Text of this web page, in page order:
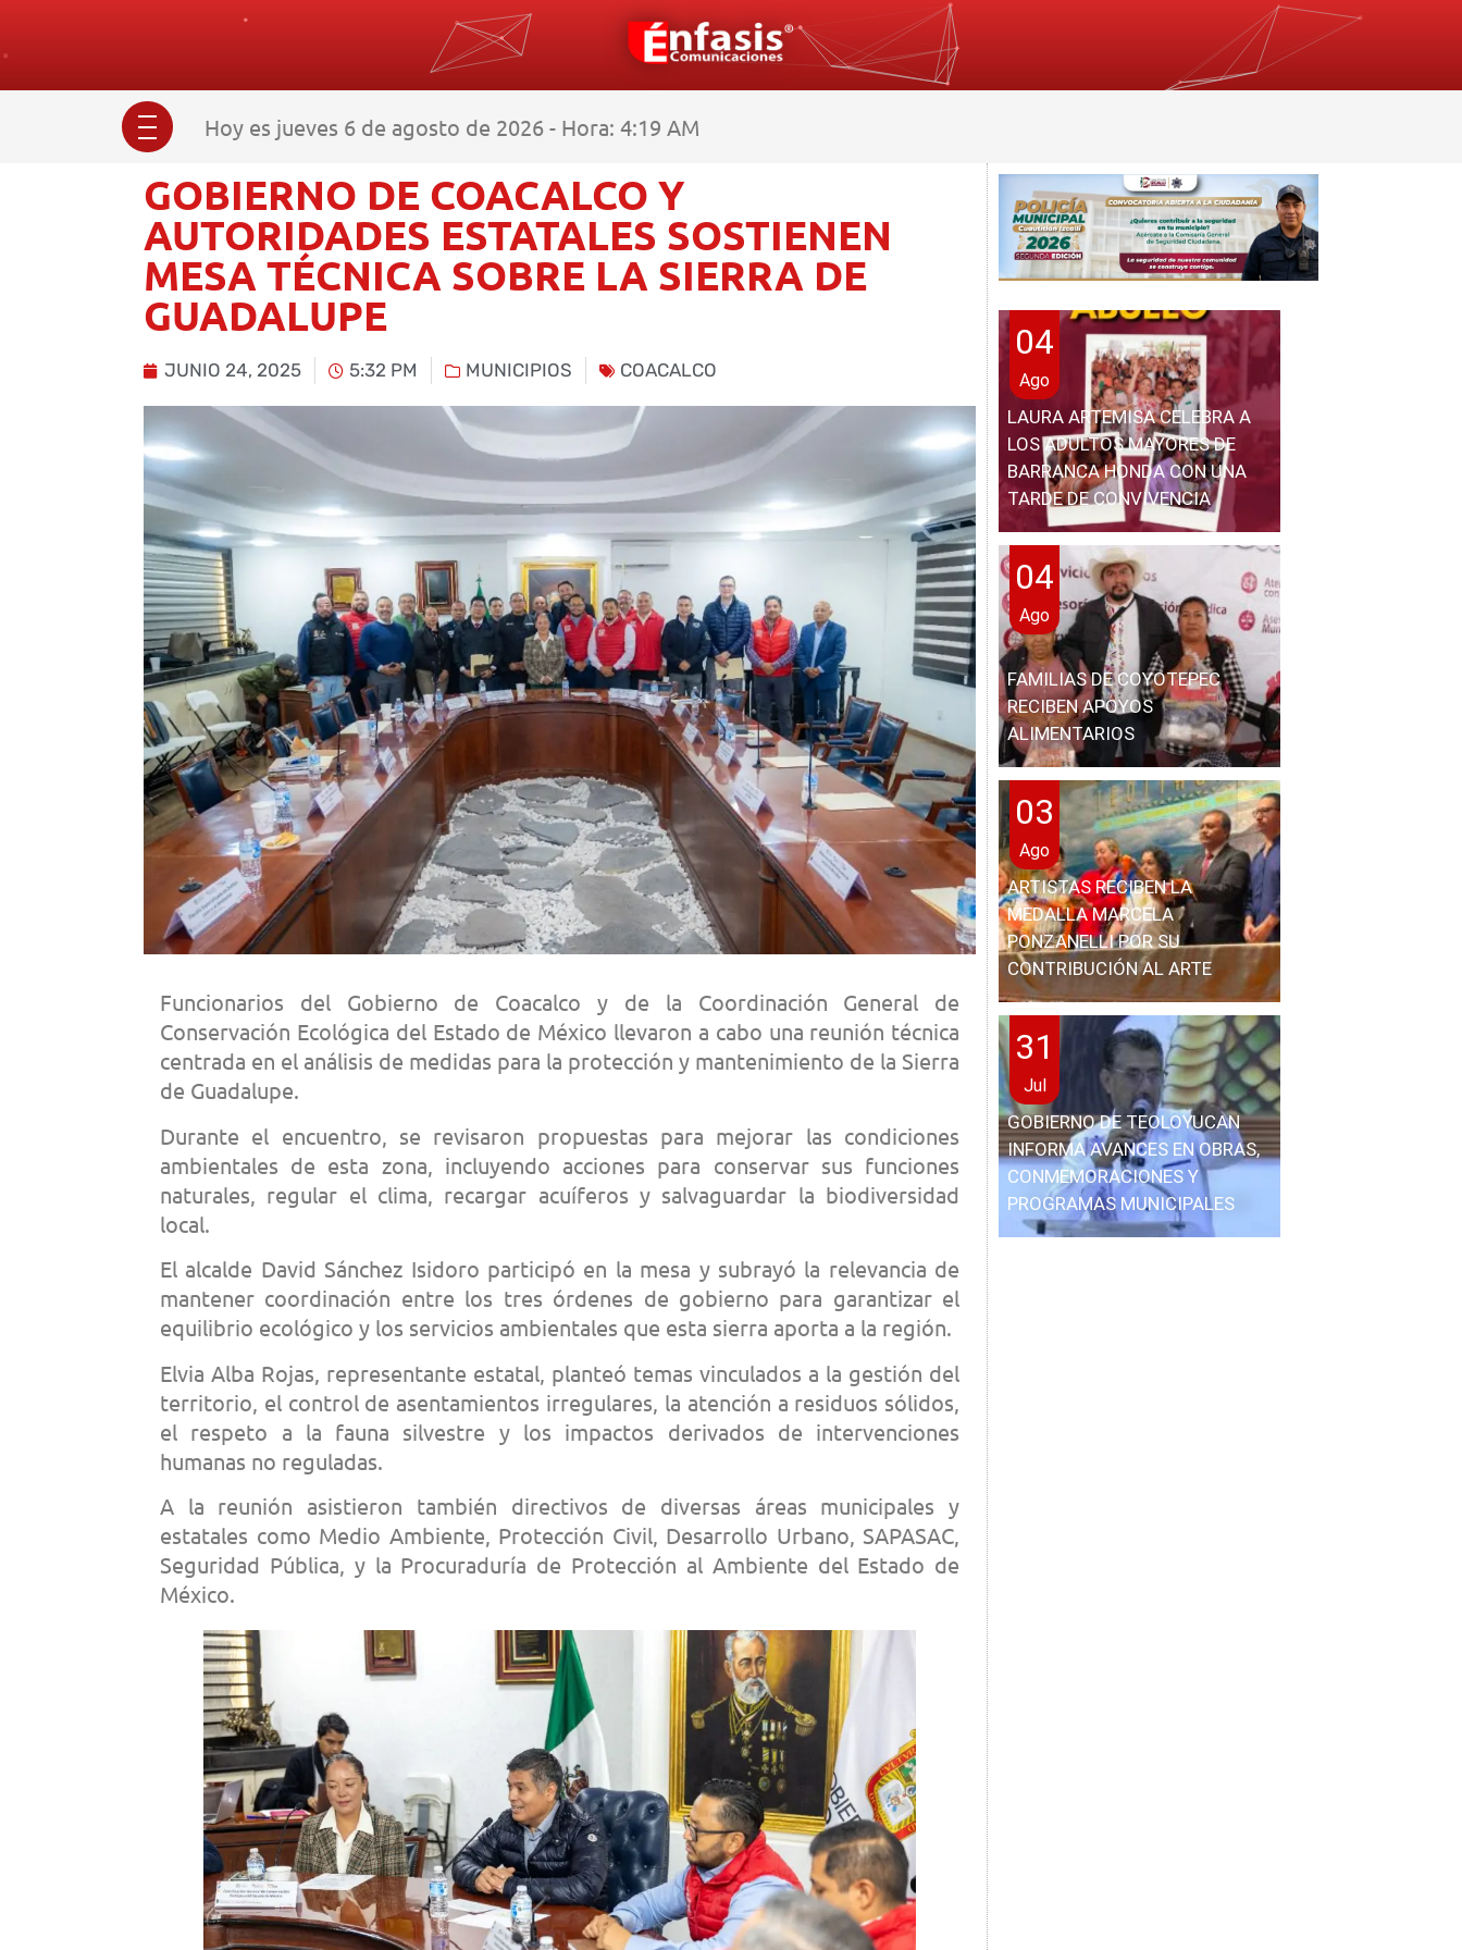
Hoy es jueves 6 de agosto de 2026 - Hora: 4:19 AM
GOBIERNO DE COACALCO Y
AUTORIDADES ESTATALES SOSTIENEN
MESA TÉCNICA SOBRE LA SIERRA DE
GUADALUPE
JUNIO 24, 2025 5:32 PM MUNICIPIOS COACALCO
Funcionarios del Gobierno de Coacalco y de la Coordinación General de
Conservación Ecológica del Estado de México llevaron a cabo una reunión técnica
centrada en el análisis de medidas para la protección y mantenimiento de la Sierra
de Guadalupe.
Durante el encuentro, se revisaron propuestas para mejorar las condiciones
ambientales de esta zona, incluyendo acciones para conservar sus funciones
naturales, regular el clima, recargar acuíferos y salvaguardar la biodiversidad
local.
El alcalde David Sánchez Isidoro participó en la mesa y subrayó la relevancia de
mantener coordinación entre los tres órdenes de gobierno para garantizar el
equilibrio ecológico y los servicios ambientales que esta sierra aporta a la región.
Elvia Alba Rojas, representante estatal, planteó temas vinculados a la gestión del
territorio, el control de asentamientos irregulares, la atención a residuos sólidos,
el respeto a la fauna silvestre y los impactos derivados de intervenciones
humanas no reguladas.
A la reunión asistieron también directivos de diversas áreas municipales y
estatales como Medio Ambiente, Protección Civil, Desarrollo Urbano, SAPASAC,
Seguridad Pública, y la Procuraduría de Protección al Ambiente del Estado de
México.
04
Ago
LAURA ARTEMISA CELEBRA A
LOS ADULTOS MAYORES DE
BARRANCA HONDA CON UNA
TARDE DE CONVIVENCIA
04
Ago
FAMILIAS DE COYOTEPEC
RECIBEN APOYOS
ALIMENTARIOS
03
Ago
ARTISTAS RECIBEN LA
MEDALLA MARCELA
PONZANELLI POR SU
CONTRIBUCIÓN AL ARTE
31
Jul
GOBIERNO DE TEOLOYUCAN
INFORMA AVANCES EN OBRAS,
CONMEMORACIONES Y
PROGRAMAS MUNICIPALES